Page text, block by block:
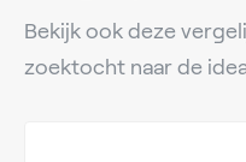
Bekijk ook deze
zoektocht naar de